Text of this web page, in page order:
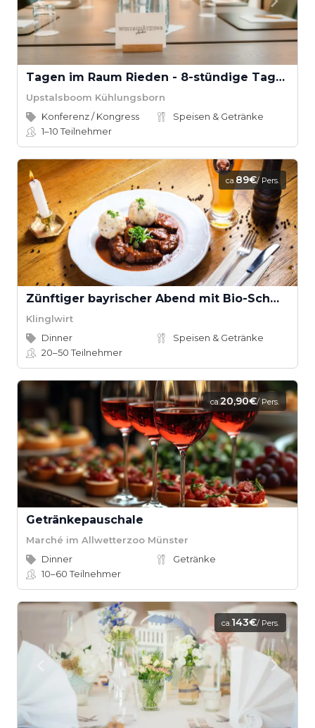
Tagen im Raum Rieden - 8-stündige Tagungspauschale
Upstalsboom Kühlungsborn
Konferenz / Kongress
Speisen & Getränke
1–10Teilnehmer
ca.89€/ Pers.
Zünftiger bayrischer Abend mit Bio-Schmankerl im Family Style
Klinglwirt
Dinner
Speisen & Getränke
20–50Teilnehmer
ca.20,90€/ Pers.
Getränkepauschale
Marché im Allwetterzoo Münster
Dinner
Getränke
10–60Teilnehmer
ca.143€/ Pers.